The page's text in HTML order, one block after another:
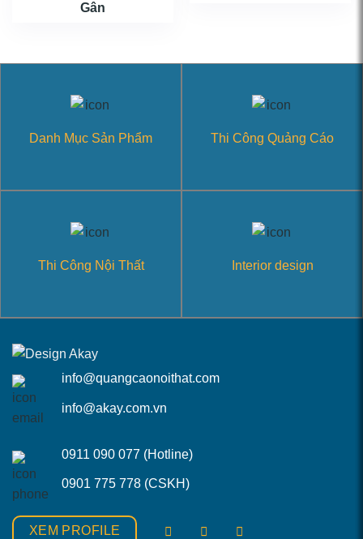
Gân
Danh Mục Sản Phẩm Thi Công Quảng Cáo
Thi Công Nội Thất Interior design
info@quangcaonoithat.com
info@akay.com.vn
0911 090 077 (Hotline)
0901 775 778 (CSKH)
XEM PROFILE